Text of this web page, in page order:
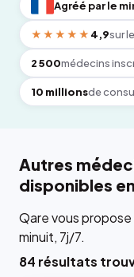
Agréé par le
★★★★★ 4,9sur
2 500médecins
10 millionsde
Autres
disponibles
Qare vous
minuit, 7j/7.
84 résultats